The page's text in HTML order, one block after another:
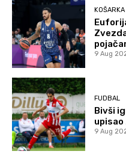
KOŠARKA
9 Aug
FUDBAL
Bivši
9 Aug